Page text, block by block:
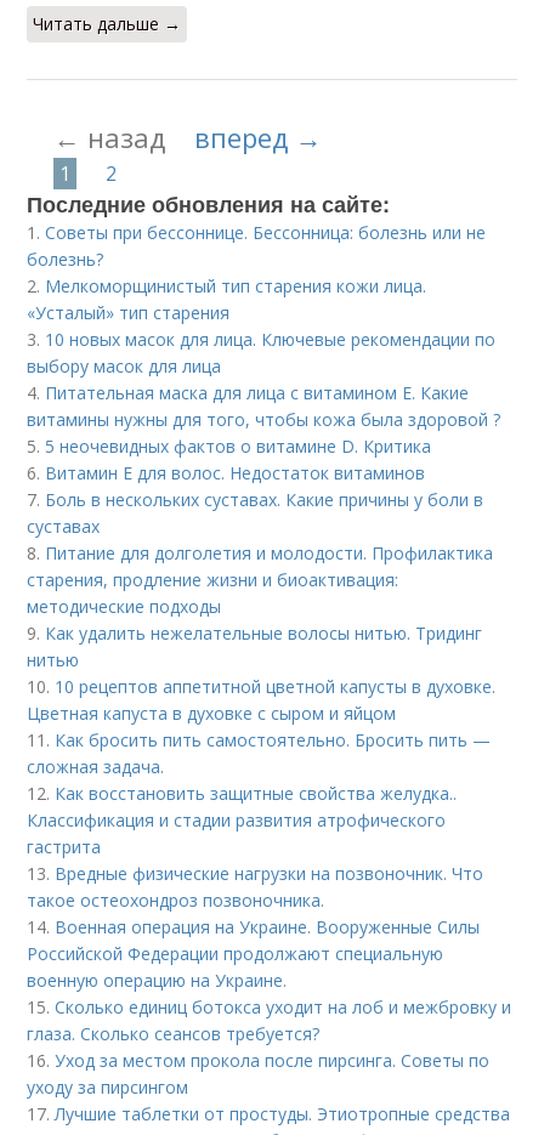
Читать дальше →
← назад вперед →
1 2
Последние обновления на сайте:
1.Советы при бессоннице. Бессонница: болезнь или не
болезнь?
2. Мелкоморщинистый тип старения кожи лица.
«Усталый» тип старения
3. 10 новых масок для лица. Ключевые рекомендации по
выбору масок для лица
4. Питательная маска для лица с витамином Е. Какие
витамины нужны для того, чтобы кожа была здоровой ?
5. 5 неочевидных фактов о витамине D. Критика
6. Витамин Е для волос. Недостаток витаминов
7. Боль в нескольких суставах. Какие причины у боли в
суставах
8. Питание для долголетия и молодости. Профилактика
старения, продление жизни и биоактивация:
методические подходы
9. Как удалить нежелательные волосы нитью. Тридинг
нитью
10. 10 рецептов аппетитной цветной капусты в духовке.
Цветная капуста в духовке с сыром и яйцом
11. Как бросить пить самостоятельно. Бросить пить —
сложная задача.
12. Как восстановить защитные свойства желудка..
Классификация и стадии развития атрофического
гастрита
13. Вредные физические нагрузки на позвоночник. Что
такое остеохондроз позвоночника.
14. Военная операция на Украине. Вооруженные Силы
Российской Федерации продолжают специальную
военную операцию на Украине.
15.Сколько единиц ботокса уходит на лоб и межбровку и
глаза. Сколько сеансов требуется?
16.Уход за местом прокола после пирсинга. Советы по
уходу за пирсингом
17.Лучшие таблетки от простуды. Этиотропные средства